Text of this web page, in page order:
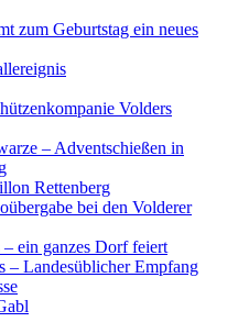
zum Geburtstag ein neues
Volders
– Adventschießen in
Rettenberg
bei den Volderer
ein ganzes Dorf feiert
– Landesüblicher Empfang